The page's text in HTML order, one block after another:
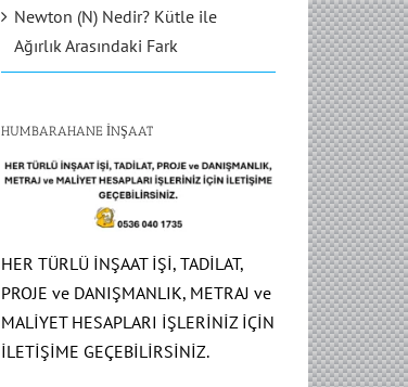
Newton (N) Nedir? Kütle ile
Ağırlık Arasındaki Fark
HUMBARAHANE İNŞAAT
HER TÜRLÜ İNŞAAT İŞİ, TADİLAT,
PROJE ve DANIŞMANLIK, METRAJ ve
MALİYET HESAPLARI İŞLERİNİZ İÇİN
İLETİŞİME GEÇEBİLİRSİNİZ.